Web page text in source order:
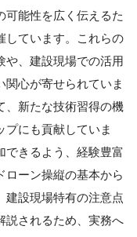
可能性を広く伝えるた
しています。これらの
や、建設現場での活用
関心が寄せられていま
、新たな技術習得の機
プにも貢献していま
できるよう、経験豊富
ローン操縦の基本から
建設現場特有の注意点
説されるため、実務へ